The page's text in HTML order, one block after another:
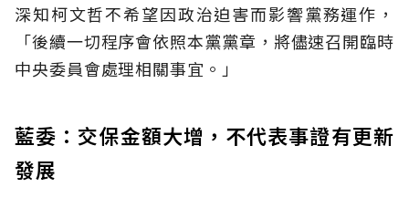
深知柯文哲不希望因政治迫害而影響黨務運作，
「後續一切程序會依照本黨黨章，將儘速召開臨時
中央委員會處理相關事宜。」
藍委：交保金額大增，不代表事證有更新
發展